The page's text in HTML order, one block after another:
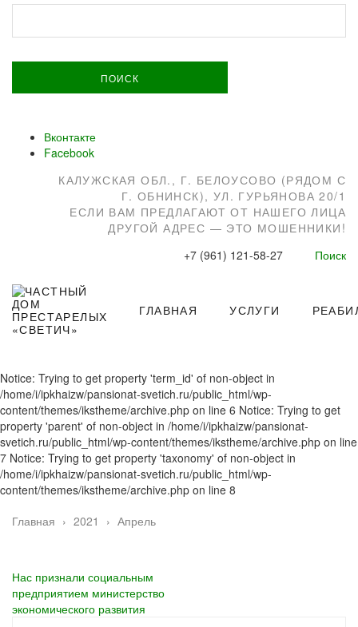
Вконтакте
Facebook
КАЛУЖСКАЯ ОБЛ., Г. БЕЛОУСОВО (РЯДОМ С
Г. ОБНИНСК), УЛ. ГУРЬЯНОВА 20/1
ЕСЛИ ВАМ ПРЕДЛАГАЮТ ОТ НАШЕГО ЛИЦА
ДРУГОЙ АДРЕС — ЭТО МОШЕННИКИ!
+7 (961) 121-58-27
Поиск
ГЛАВНАЯ УСЛУГИ
Notice: Trying to get property 'term_id' of non-object in
/home/i/ipkhaizw/pansionat-svetich.ru/public_html/wp-
content/themes/ikstheme/archive.php on line 6 Notice: Trying to get
property 'parent' of non-object in /home/i/ipkhaizw/pansionat-
svetich.ru/public_html/wp-content/themes/ikstheme/archive.php on line
7 Notice: Trying to get property 'taxonomy' of non-object in
/home/i/ipkhaizw/pansionat-svetich.ru/public_html/wp-
content/themes/ikstheme/archive.php on line 8
Главная › 2021 › Апрель
Нас признали социальным
предприятием министерство
экономического развития